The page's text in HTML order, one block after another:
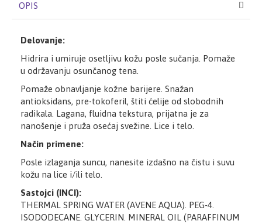
OPIS
Delovanje:
Hidrira i umiruje osetljivu kožu posle sučanja. Pomaže
u održavanju osunčanog tena.
Pomaže obnavljanje kožne barijere. Snažan
antioksidans, pre-tokoferil, štiti ćelije od slobodnih
radikala. Lagana, fluidna tekstura, prijatna je za
nanošenje i pruža osećaj svežine. Lice i telo.
Način primene:
Posle izlaganja suncu, nanesite izdašno na čistu i suvu
kožu na lice i/ili telo.
Sastojci (INCI):
THERMAL SPRING WATER (AVENE AQUA). PEG-4.
ISODODECANE. GLYCERIN. MINERAL OIL (PARAFFINUM